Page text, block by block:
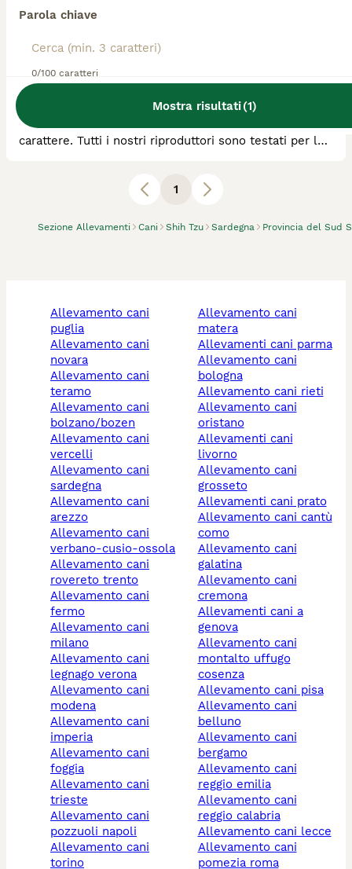
Parola chiave
0/100 caratteri
Mostra risultati(1)
Sezione Allevamenti Cani Shih Tzu Sardegna Provincia del Sud
Razza: Shih Tzu, Cavalier King
Allevo Cavalier King Charles Spaniel da 20 anni,
selezionando i soggetti per salute, bellezza e
carattere. Tutti i nostri riproduttori sono testati per le
rilasciano certificazioni ufficiali FSA, deposito DNA e
1
allevamento cani
puglia
allevamento cani
novara
allevamento cani
teramo
allevamento cani
bolzano/bozen
allevamento cani
vercelli
allevamento cani
sardegna
allevamento cani
arezzo
allevamento cani
verbano-cusio-ossola
allevamento cani
rovereto trento
allevamento cani
fermo
allevamento cani
milano
allevamento cani
legnago verona
allevamento cani
modena
allevamento cani
imperia
allevamento cani
foggia
allevamento cani
trieste
allevamento cani
pozzuoli napoli
allevamento cani
torino
allevamento cani
matera
allevamenti cani parma
allevamento cani
bologna
allevamento cani rieti
allevamento cani
oristano
allevamenti cani
livorno
allevamento cani
grosseto
allevamenti cani prato
allevamento cani cantù
como
allevamento cani
galatina
allevamento cani
cremona
allevamenti cani a
genova
allevamento cani
montalto uffugo
cosenza
allevamento cani pisa
allevamento cani
belluno
allevamento cani
bergamo
allevamento cani
reggio emilia
allevamento cani
reggio calabria
allevamento cani lecce
allevamento cani
pomezia roma